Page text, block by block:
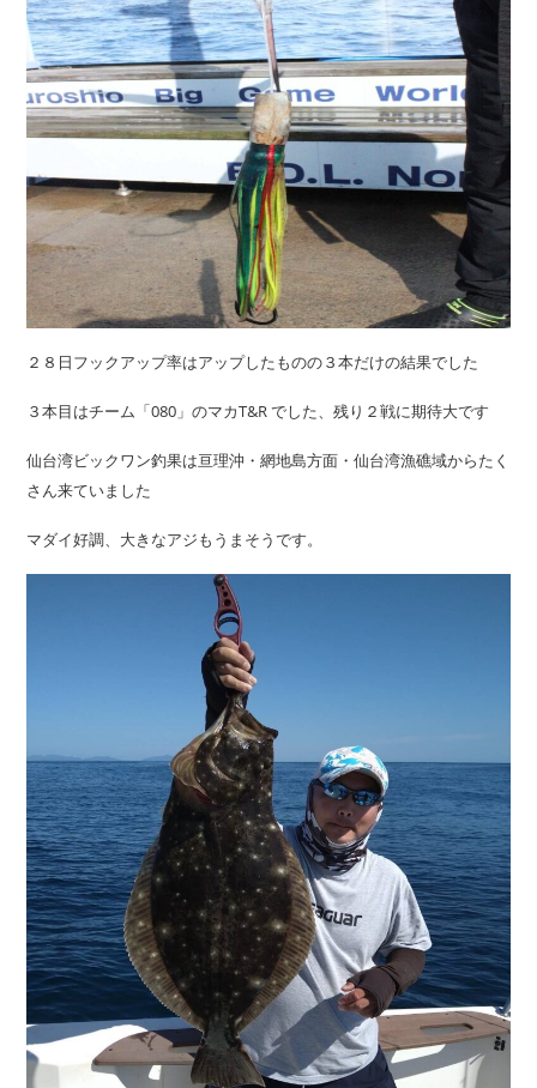
２８日フックアップ率はアップしたものの３本だけの結果でした
３本目はチーム「080」のマカT&R でした、残り２戦に期待大です
仙台湾ビックワン釣果は亘理沖・網地島方面・仙台湾漁礁域からたく
さん来ていました
マダイ好調、大きなアジもうまそうです。